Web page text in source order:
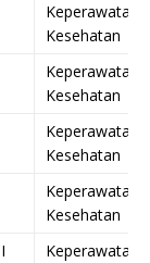
Keperawatan
Kesehatan
Keperawatan
Kesehatan
Keperawatan
Kesehatan
Keperawatan
Kesehatan
Keperawatan